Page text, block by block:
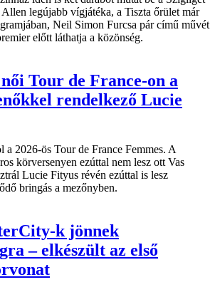
legújabb vígjátéka, a Tiszta őrület már
Neil Simon Furcsa pár című művét
előtt láthatja a közönség.
Tour de France-on a
rendelkező Lucie
a 2026-ös Tour de France Femmes. A
körversenyen ezúttal nem lesz ott Vas
Lucie Fityus révén ezúttal is lesz
bringás a mezőnyben.
k jönnek
– elkészült az első